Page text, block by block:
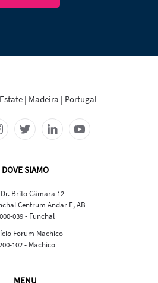
DOVE SIAMO
Brito Câmara 12
Centrum Andar E, AB
039 - Funchal
Forum Machico
102 - Machico
MENU